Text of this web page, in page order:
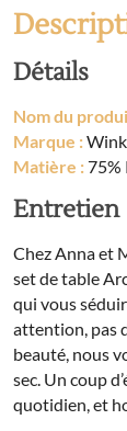
Détails
Nom du
Marque :
Matière :75%
Entretien
Chez Anna et
set de table
qui vous
attention, pas
beauté, nous
sec. Un coup
quotidien, et